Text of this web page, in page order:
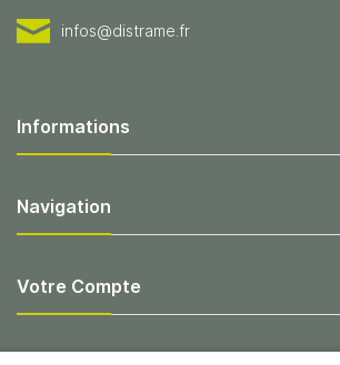
infos@distrame.fr
Informations
Navigation
Votre Compte